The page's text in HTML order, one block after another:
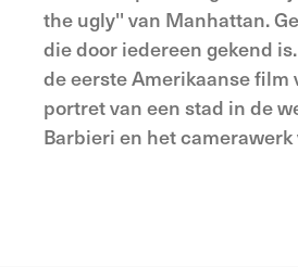
the ugly'' van Manhattan.
die door iedereen gekend
de eerste Amerikaanse
portret van een stad in de
Barbieri en het